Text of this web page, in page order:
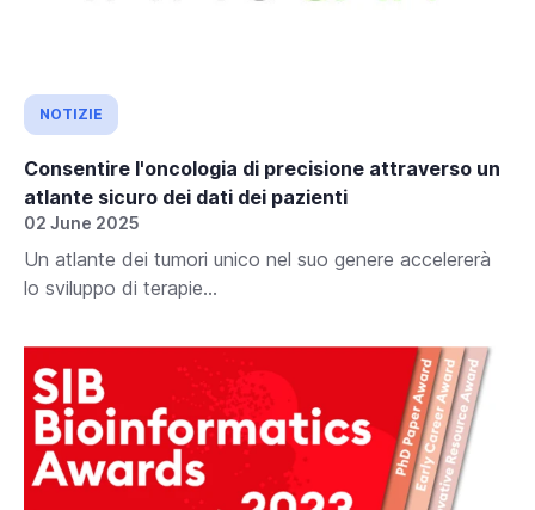
NOTIZIE
Consentire l'oncologia di precisione attraverso un
atlante sicuro dei dati dei pazienti
02 June 2025
Un atlante dei tumori unico nel suo genere accelererà
lo sviluppo di terapie...